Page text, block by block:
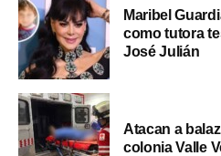
Maribel
como tutora
José Julián
Atacan a
colonia Valle